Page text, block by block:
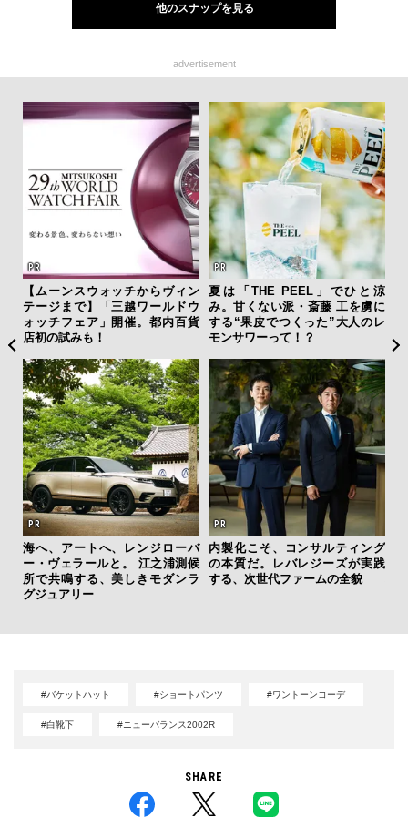
他のスナップを見る
advertisement
【ムーンスウォッチからヴィン
テージまで】「三越ワールドウ
ォッチフェア」開催。都内百貨
店初の試みも！
夏は「THE PEEL」でひと涼
み。甘くない派・斎藤 工を虜に
する“果皮でつくった”大人のレ
モンサワーって！？
海へ、アートへ、レンジローバ
ー・ヴェラールと。 江之浦測候
所で共鳴する、美しきモダンラ
グジュアリー
内製化こそ、コンサルティング
の本質だ。レバレジーズが実践
する、次世代ファームの全貌
#バケットハット #ショートパンツ #ワントーンコーデ
#白靴下 #ニューバランス2002R
SHARE